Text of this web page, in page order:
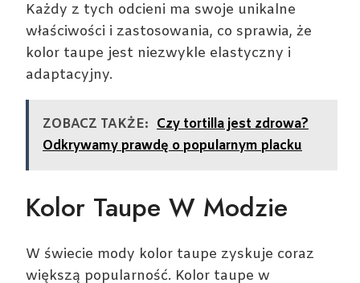
Każdy z tych odcieni ma swoje unikalne
właściwości i zastosowania, co sprawia, że
kolor taupe jest niezwykle elastyczny i
adaptacyjny.
ZOBACZ TAKŻE: Czy tortilla jest zdrowa?
Odkrywamy prawdę o popularnym placku
Kolor Taupe W Modzie
W świecie mody kolor taupe zyskuje coraz
większą popularność. Kolor taupe w